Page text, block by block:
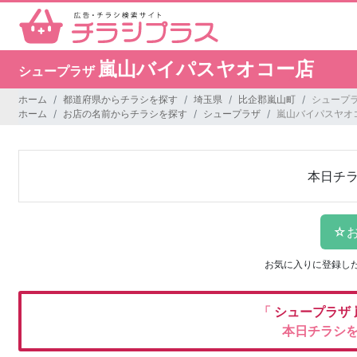
シュープラザ 嵐山バイパスヤオコー店
ホーム 都道府県からチラシを探す 埼玉県 比企郡嵐山町
シュープ
ホーム
お店の名前からチラシを探す シュープラザ 嵐山バイパスヤオ
本日チ
お気に入りに登録し
「 シュープラザ
本日チラシ